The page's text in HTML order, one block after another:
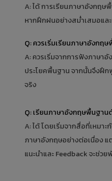
A: ได้ การเรียนภาษาอังกฤษ
หากฝึกฝนอย่างสม่ำเสมอแล
Q: ควรเริ่มเรียนภาษาอังกฤษ
A: ควรเริ่มจากการฟังภาษา
ประโยคพื้นฐาน จากนั้นจึงฝึ
จริง
Q: เรียนภาษาอังกฤษพื้นฐาน
A: ได้ โดยเริ่มจากสื่อที่เหมา
ภาษาอังกฤษอย่างต่อเนื่อง
แนะนำและ Feedback จะช่ว